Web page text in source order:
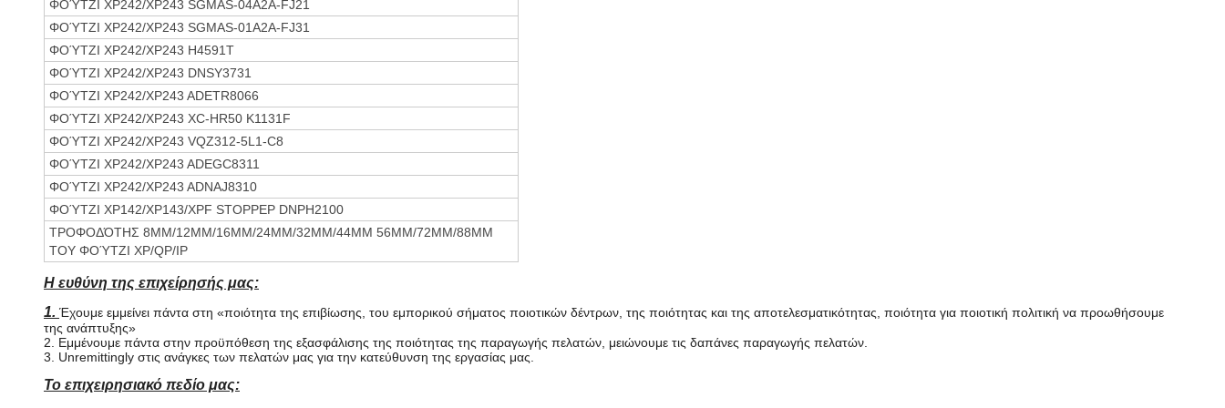
ΦΟΎΤΖΙ XP242/XP243 SGMAS-04A2A-FJ21
ΦΟΎΤΖΙ XP242/XP243 SGMAS-01A2A-FJ31
ΦΟΎΤΖΙ XP242/XP243 H4591T
ΦΟΎΤΖΙ XP242/XP243 DNSY3731
ΦΟΎΤΖΙ XP242/XP243 ADETR8066
ΦΟΎΤΖΙ XP242/XP243 XC-HR50 K1131F
ΦΟΎΤΖΙ XP242/XP243 VQZ312-5L1-C8
ΦΟΎΤΖΙ XP242/XP243 ADEGC8311
ΦΟΎΤΖΙ XP242/XP243 ADNAJ8310
ΦΟΎΤΖΙ XP142/XP143/XPF STOPPEP DNPH2100
ΤΡΟΦΟΔΌΤΗΣ 8MM/12MM/16MM/24MM/32MM/44MM 56MM/72MM/88MM
ΤΟΥ ΦΟΎΤΖΙ XP/QP/IP
Η ευθύνη της επιχείρησής μας:
1. Έχουμε εμμείνει πάντα στη «ποιότητα της επιβίωσης, του εμπορικού σήματος ποιοτικών δέντρων, της ποιότητας και της αποτελεσματικότητας, ποιότητα για ποιοτική πολιτική να προωθήσουμε
της ανάπτυξης»
2. Εμμένουμε πάντα στην προϋπόθεση της εξασφάλισης της ποιότητας της παραγωγής πελατών, μειώνουμε τις δαπάνες παραγωγής πελατών.
3. Unremittingly στις ανάγκες των πελατών μας για την κατεύθυνση της εργασίας μας.
Το επιχειρησιακό πεδίο μας: